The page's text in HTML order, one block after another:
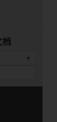
档
▾